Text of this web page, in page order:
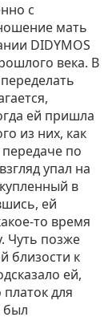
с
мать
DIDYMOS
века. В
ей пришла
из них, как
по
упал на
в
ей
то время
Чуть позже
близости к
ей,
для
был